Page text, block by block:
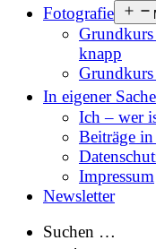
Fotografie
knapp
In eigener Sache
Ich – wer
Beiträge in
Impressum
Newsletter
Suchen …